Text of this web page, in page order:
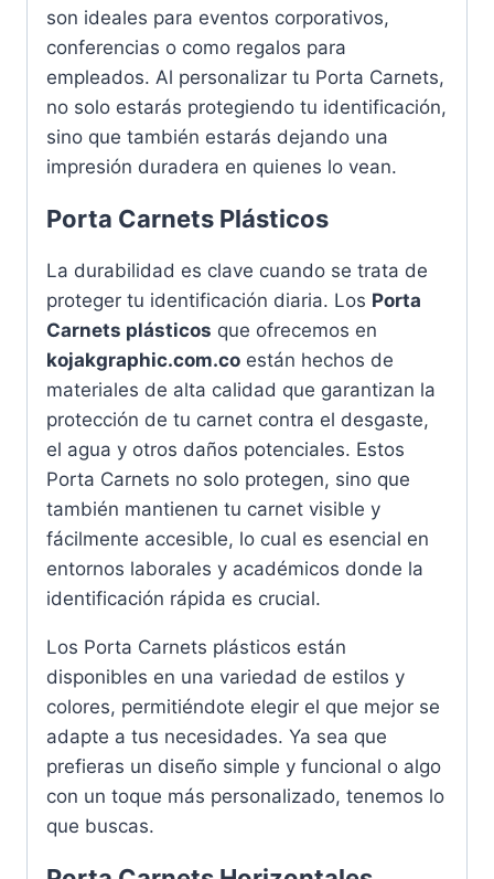
son ideales para eventos corporativos,
conferencias o como regalos para
empleados. Al personalizar tu Porta Carnets,
no solo estarás protegiendo tu identificación,
sino que también estarás dejando una
impresión duradera en quienes lo vean.
Porta Carnets Plásticos
La durabilidad es clave cuando se trata de
proteger tu identificación diaria. Los Porta
Carnets plásticos que ofrecemos en
kojakgraphic.com.co están hechos de
materiales de alta calidad que garantizan la
protección de tu carnet contra el desgaste,
el agua y otros daños potenciales. Estos
Porta Carnets no solo protegen, sino que
también mantienen tu carnet visible y
fácilmente accesible, lo cual es esencial en
entornos laborales y académicos donde la
identificación rápida es crucial.
Los Porta Carnets plásticos están
disponibles en una variedad de estilos y
colores, permitiéndote elegir el que mejor se
adapte a tus necesidades. Ya sea que
prefieras un diseño simple y funcional o algo
con un toque más personalizado, tenemos lo
que buscas.